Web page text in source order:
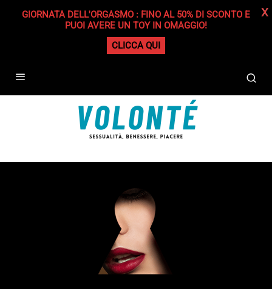
GIORNATA DELL'ORGASMO : FINO AL 50% DI SCONTO E
PUOI AVERE UN TOY IN OMAGGIO!
CLICCA QUI
X